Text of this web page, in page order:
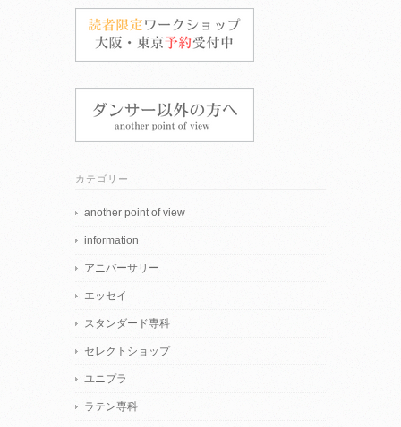
カテゴリー
another point of view
information
アニバーサリー
エッセイ
スタンダード専科
セレクトショップ
ユニプラ
ラテン専科